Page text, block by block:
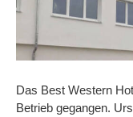
Das Best Western
Betrieb gegangen.